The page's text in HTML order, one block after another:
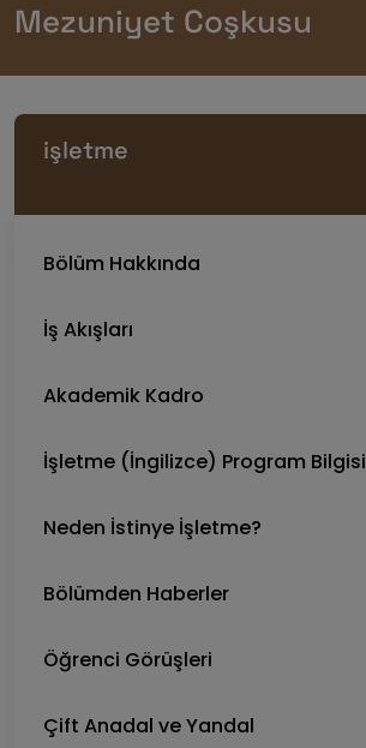
Mezuniyet Coşkusu
işletme
Bölüm Hakkında
İş Akışları
Akademik Kadro
İşletme (İngilizce) Program Bilgisi
Neden İstinye İşletme?
Bölümden Haberler
Öğrenci Görüşleri
Çift Anadal ve Yandal